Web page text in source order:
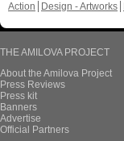
Action
Design - Artworks
THE AMILOVA PROJECT
About the Amilova Project
Press Reviews
Press kit
Banners
Advertise
Official Partners